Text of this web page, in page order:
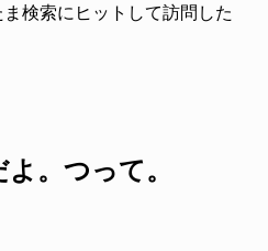
検索にヒットして訪問した
。つって。